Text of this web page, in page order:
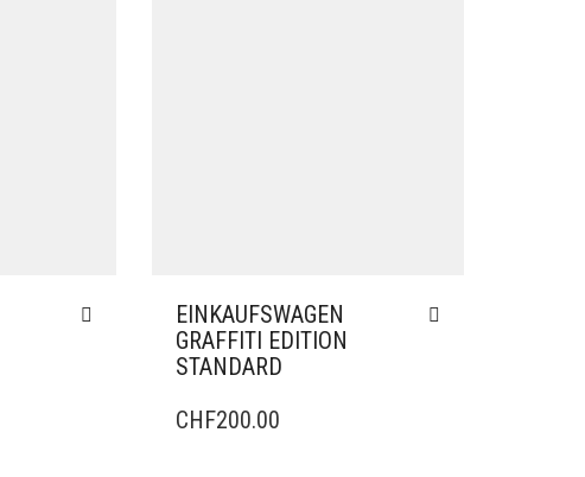
EINKAUFSWAGEN
GRAFFITI EDITION
STANDARD
CHF200.00